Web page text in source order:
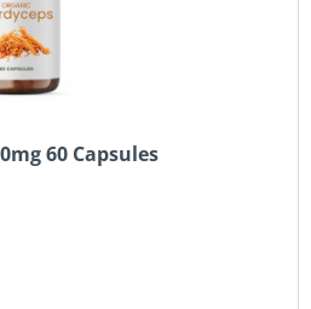
60 Capsules